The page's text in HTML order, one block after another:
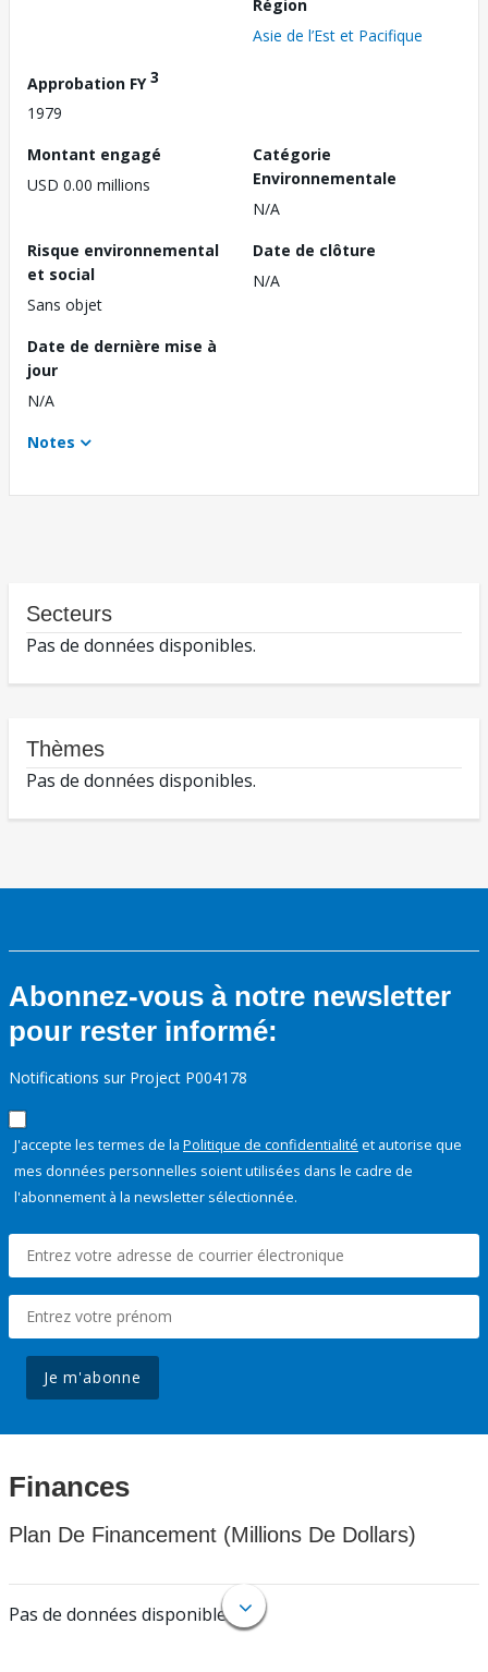
Région
Asie de l’Est et Pacifique
Approbation FY3
1979
Montant engagé
USD 0.00 millions
Catégorie
Environnementale
N/A
Risque environnemental
et social
Sans objet
Date de clôture
N/A
Date de dernière mise à
jour
N/A
Notes
Secteurs
Pas de données disponibles.
Thèmes
Pas de données disponibles.
Abonnez-vous à notre newsletter
pour rester informé:
Notifications sur Project P004178
J'accepte les termes de la Politique de confidentialité et autorise que
mes données personnelles soient utilisées dans le cadre de
l'abonnement à la newsletter sélectionnée.
Je m'abonne
Finances
Plan De Financement (Millions De Dollars)
Pas de données disponibles.